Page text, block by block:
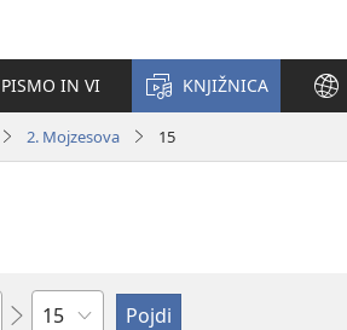
PISMO IN VI KNJIŽNICA
2. Mojzesova 15
Poglavje